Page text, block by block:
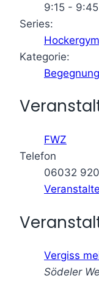
9:15 - 9:45
Series:
Kategorie:
FWZ
Telefon
06032
Vergiss
Södeler